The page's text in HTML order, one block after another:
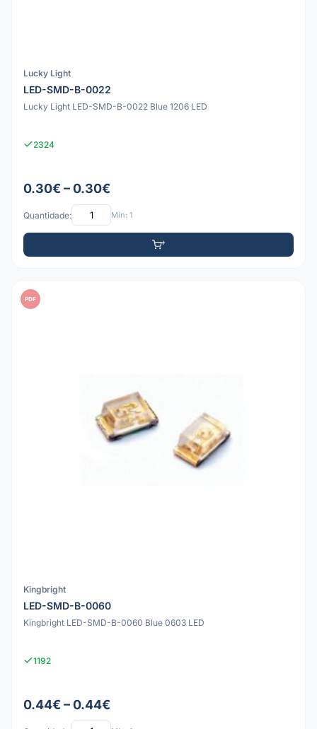
Lucky Light
LED-SMD-B-0022
Lucky Light LED-SMD-B-0022 Blue 1206 LED
2324
0.30€ – 0.30€
Quantidade: Mín: 1
PDF
Kingbright
LED-SMD-B-0060
Kingbright LED-SMD-B-0060 Blue 0603 LED
1192
0.44€ – 0.44€